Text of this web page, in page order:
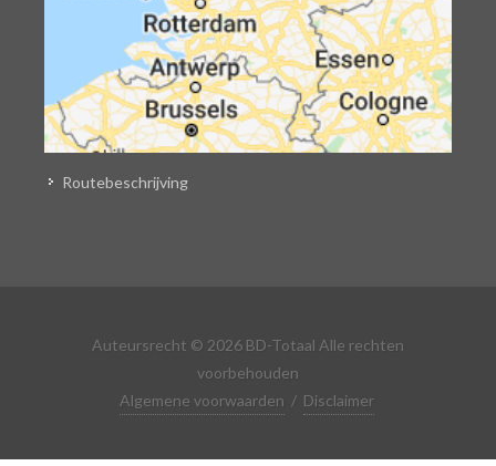
Routebeschrijving
Auteursrecht © 2026 BD-Totaal Alle rechten
voorbehouden
Algemene voorwaarden / Disclaimer